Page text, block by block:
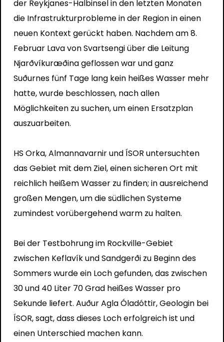
der Reykjanes-Halbinsel in den letzten Monaten
die Infrastrukturprobleme in der Region in einen
neuen Kontext gerückt haben. Nachdem am 8.
Februar Lava von Svartsengi über die Leitung
Njarðvíkuræðina geflossen war und ganz
Suðurnes fünf Tage lang kein heißes Wasser mehr
hatte, wurde beschlossen, nach allen
Möglichkeiten zu suchen, um einen Ersatzplan
auszuarbeiten.
HS Orka, Almannavarnir und ÍSOR untersuchten
das Gebiet mit dem Ziel, einen sicheren Ort mit
reichlich heißem Wasser zu finden; in ausreichend
großen Mengen, um die südlichen Systeme
zumindest vorübergehend warm zu halten.
Bei der Testbohrung im Rockville-Gebiet
zwischen Keflavík und Sandgerði zu Beginn des
Sommers wurde ein Loch gefunden, das zwischen
30 und 40 Liter 70 Grad heißes Wasser pro
Sekunde liefert. Auður Agla Óladóttir, Geologin bei
ÍSOR, sagt, dass dieses Loch erfolgreich ist und
einen Unterschied machen kann.